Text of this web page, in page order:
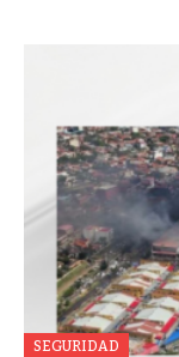
SEGURIDAD